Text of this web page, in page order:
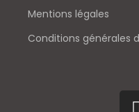
Mentions légales
Conditions générales